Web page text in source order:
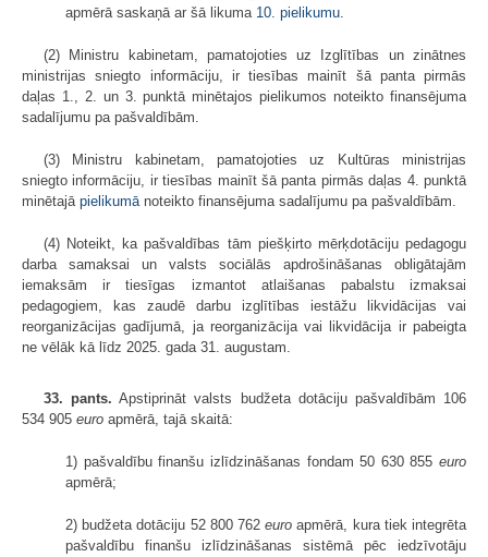
apmērā saskaņā ar šā likuma 10. pielikumu.
(2) Ministru kabinetam, pamatojoties uz Izglītības un zinātnes
ministrijas sniegto informāciju, ir tiesības mainīt šā panta pirmās
daļas 1., 2. un 3. punktā minētajos pielikumos noteikto finansējuma
sadalījumu pa pašvaldībām.
(3) Ministru kabinetam, pamatojoties uz Kultūras ministrijas
sniegto informāciju, ir tiesības mainīt šā panta pirmās daļas 4. punktā
minētajā pielikumānoteikto finansējuma sadalījumu pa pašvaldībām.
(4) Noteikt, ka pašvaldības tām piešķirto mērķdotāciju pedagogu
darba samaksai un valsts sociālās apdrošināšanas obligātajām
iemaksām ir tiesīgas izmantot atlaišanas pabalstu izmaksai
pedagogiem, kas zaudē darbu izglītības iestāžu likvidācijas vai
reorganizācijas gadījumā, ja reorganizācija vai likvidācija ir pabeigta
ne vēlāk kā līdz 2025. gada 31. augustam.
33. pants. Apstiprināt valsts budžeta dotāciju pašvaldībām 106
534 905 euro apmērā, tajā skaitā:
1) pašvaldību finanšu izlīdzināšanas fondam 50 630 855 euro
apmērā;
2) budžeta dotāciju 52 800 762euro apmērā, kura tiek integrēta
pašvaldību finanšu izlīdzināšanas sistēmā pēc iedzīvotāju